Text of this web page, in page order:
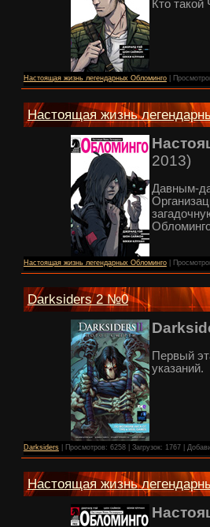
Кто такой
Настоящая жизнь легендарных Обломинго|
Настоящая жизнь
2013)
Давным-
Настоящая жизнь легендарных Обломинго|
Darksiders 2 №0
Первый
указаний.
Darksiders| Просмотров: 6258 | Загрузок: 1767 |
Настоящая жизнь